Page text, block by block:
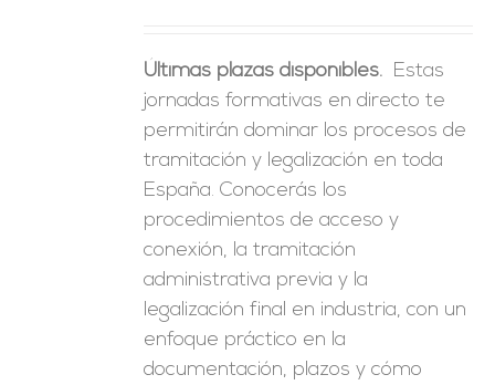
era:
246,00€.
es:
149,00€.
Últimas plazas disponibles. Estas
jornadas formativas en directo te
permitirán dominar los procesos de
tramitación y legalización en toda
España. Conocerás los
procedimientos de acceso y
conexión, la tramitación
administrativa previa y la
legalización final en industria, con un
enfoque práctico en la
documentación, plazos y cómo